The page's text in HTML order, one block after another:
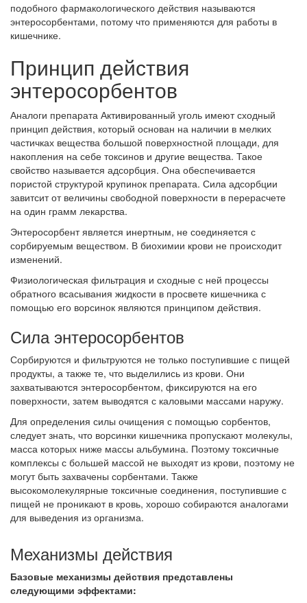
подобного фармакологического действия называются
энтеросорбентами, потому что применяются для работы в
кишечнике.
Принцип действия
энтеросорбентов
Аналоги препарата Активированный уголь имеют сходный
принцип действия, который основан на наличии в мелких
частичках вещества большой поверхностной площади, для
накопления на себе токсинов и другие вещества. Такое
свойство называется адсорбция. Она обеспечивается
пористой структурой крупинок препарата. Сила адсорбции
завитсит от величины свободной поверхности в перерасчете
на один грамм лекарства.
Энтеросорбент является инертным, не соединяется с
сорбируемым веществом. В биохимии крови не происходит
изменений.
Физиологическая фильтрация и сходные с ней процессы
обратного всасывания жидкости в просвете кишечника с
помощью его ворсинок являются принципом действия.
Сила энтеросорбентов
Сорбируются и фильтруются не только поступившие с пищей
продукты, а также те, что выделились из крови. Они
захватываются энтеросорбентом, фиксируются на его
поверхности, затем выводятся с каловыми массами наружу.
Для определения силы очищения с помощью сорбентов,
следует знать, что ворсинки кишечника пропускают молекулы,
масса которых ниже массы альбумина. Поэтому токсичные
комплексы с большей массой не выходят из крови, поэтому не
могут быть захвачены сорбентами. Также
высокомолекулярные токсичные соединения, поступившие с
пищей не проникают в кровь, хорошо собираются аналогами
для выведения из организма.
Механизмы действия
Базовые механизмы действия представлены
следующими эффектами: